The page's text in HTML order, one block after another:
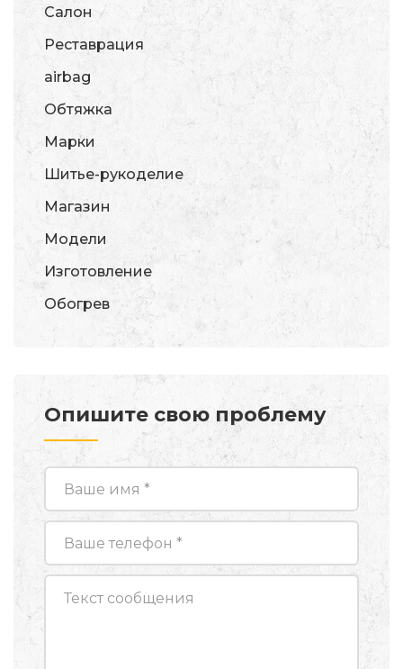
Салон
Реставрация
airbag
Обтяжка
Марки
Шитье-рукоделие
Магазин
Модели
Изготовление
Обогрев
Опишите свою проблему